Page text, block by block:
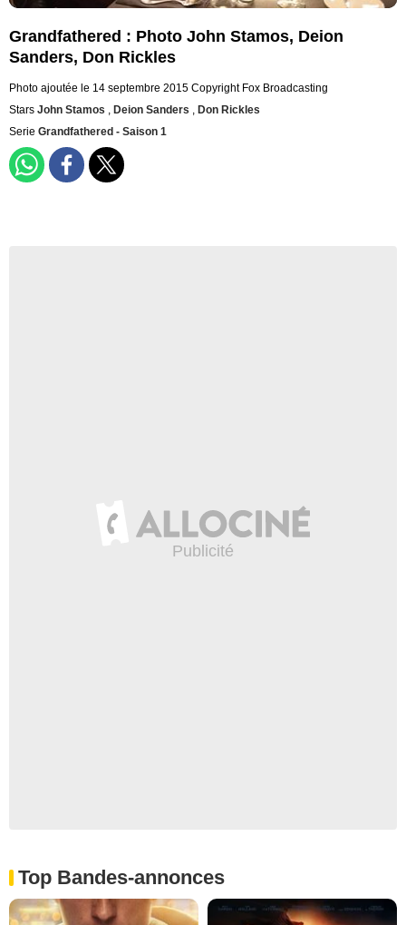
Grandfathered : Photo John Stamos, Deion
Sanders, Don Rickles
Photo ajoutée le 14 septembre 2015 Copyright Fox Broadcasting
Stars John Stamos , Deion Sanders , Don Rickles
Serie Grandfathered - Saison 1
Top Bandes-annonces